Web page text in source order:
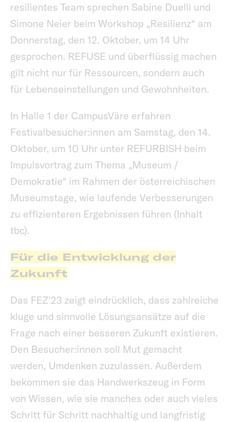
resilientes Team sprechen Sabine Duelli und
Simone Neier beim Workshop „Resilienz“ am
Donnerstag, den 12. Oktober, um 14 Uhr
gesprochen. REFUSE und überflüssig machen
gilt nicht nur für Ressourcen, sondern auch
für Lebenseinstellungen und Gewohnheiten.
In Halle 1 der CampusVäre erfahren
Festivalbesucher:innen am Samstag, den 14.
Oktober, um 10 Uhr unter REFURBISH beim
Impulsvortrag zum Thema „Museum /
Demokratie“ im Rahmen der österreichischen
Museumstage, wie laufende Verbesserungen
zu effizienteren Ergebnissen führen (Inhalt
tbc).
Für die Entwicklung der
Zukunft
Das FEZ’23 zeigt eindrücklich, dass zahlreiche
kluge und sinnvolle Lösungsansätze auf die
Frage nach einer besseren Zukunft existieren.
Den Besucher:innen soll Mut gemacht
werden, Umdenken zuzulassen. Außerdem
bekommen sie das Handwerkszeug in Form
von Wissen, wie sie manches oder auch vieles
Schritt für Schritt nachhaltig und langfristig